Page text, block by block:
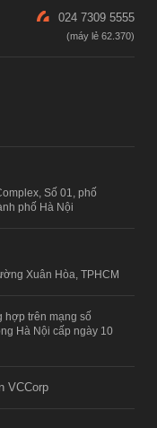
024 7309 5555
Số 01, phố
phố Hà Nội
Xuân Hòa, TPHCM
hợp trên mạng số
Hà Nội cấp ngày 10
VCCorp